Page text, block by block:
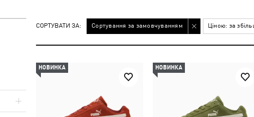
СОРТУВАТИ ЗА: Сортування за замовчуванням Ціною: за
НОВИНКА НОВИНКА